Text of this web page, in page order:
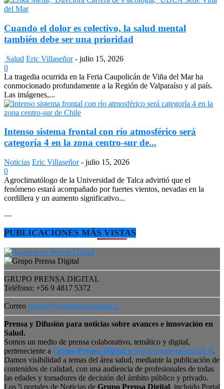
Cuando el dolor es colectivo, la salud mental
también debe ser una prioridad
Salud Eric Villaseñor - julio 15, 2026
0
La tragedia ocurrida en la Feria Caupolicán de Viña del Mar ha
conmocionado profundamente a la Región de Valparaíso y al país.
Las imágenes,...
Intenso sistema frontal con río atmosférico será
categoría 4 en la zona centro-sur de...
Noticias Eric Villaseñor - julio 15, 2026
0
Agroclimatólogo de la Universidad de Talca advirtió que el
fenómeno estará acompañado por fuertes vientos, nevadas en la
cordillera y un aumento significativo...
—
PUBLICACIONES MÁS VISTAS
GRUPO PRENSA DIGITAL
Teléfono: +56 9 4817 5372
Correo prensa@portalprensasalud.cl
Prensa y Difusión para noticias sobre avances e innovación en
Salud.
Somos un medio de prensa colaborativo, temático y digital,
perteneciente a Grupo Prensa Digital www.grupoprensadigital.cl.
Damos visibilidad a temas del área salud, mediante la publicación de
contenidos de calidad, con una audiencia de profesionales de todas
las edades y tomadores de decisión del ámbito público y privado.
Los 5 portales de Noticias de Grupo Prensa Digital, incluido Portal